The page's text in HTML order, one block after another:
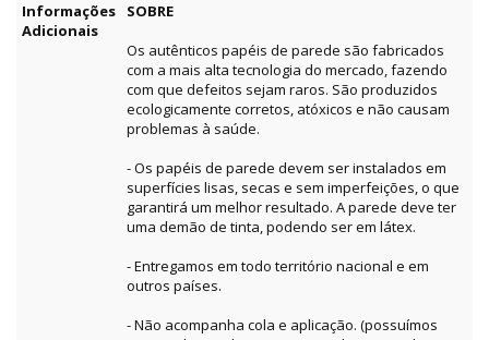
Informações
Adicionais
SOBRE
Os autênticos papéis de parede são fabricados
com a mais alta tecnologia do mercado, fazendo
com que defeitos sejam raros. São produzidos
ecologicamente corretos, atóxicos e não causam
problemas à saúde.
- Os papéis de parede devem ser instalados em
superfícies lisas, secas e sem imperfeições, o que
garantirá um melhor resultado. A parede deve ter
uma demão de tinta, podendo ser em látex.
- Entregamos em todo território nacional e em
outros países.
- Não acompanha cola e aplicação. (possuímos